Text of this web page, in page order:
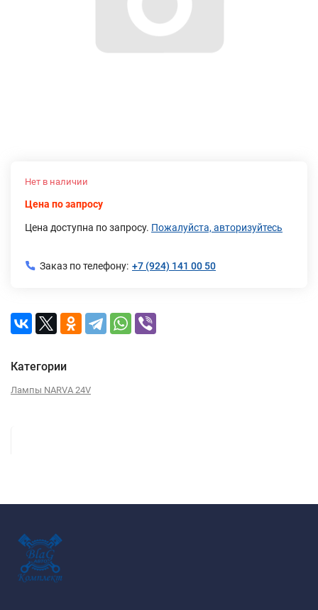
Нет в наличии
Цена по запросу
Цена доступна по запросу. Пожалуйста, авторизуйтесь
Заказ по телефону: +7 (924) 141 00 50
Категории
Лампы NARVA 24V